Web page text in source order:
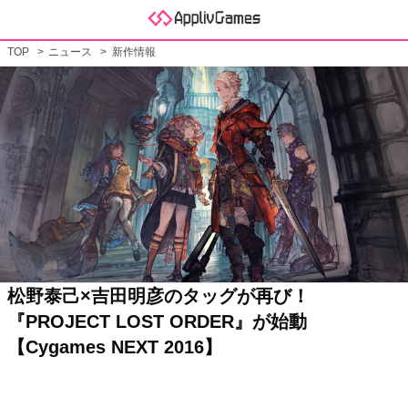
TOP ニュース 新作情報
松野泰己×吉田明彦のタッグが再び！
『PROJECT LOST ORDER』が始動
【Cygames NEXT 2016】